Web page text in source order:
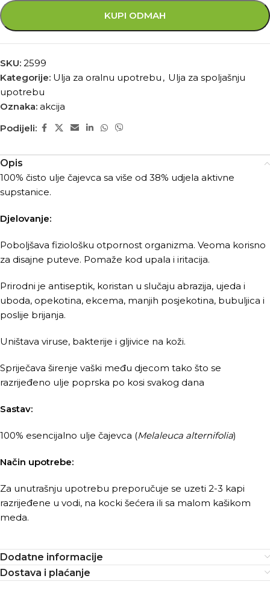
KUPI ODMAH
SKU: 2599
Kategorije: Ulja za oralnu upotrebu , Ulja za spoljašnju
upotrebu
Oznaka: akcija
Podijeli:
Opis
100% čisto ulje čajevca sa više od 38% udjela aktivne
supstanice.
Djelovanje:
Poboljšava fiziološku otpornost organizma. Veoma korisno
za disajne puteve. Pomaže kod upala i iritacija.
Prirodni je antiseptik, koristan u slučaju abrazija, ujeda i
uboda, opekotina, ekcema, manjih posjekotina, bubuljica i
poslije brijanja.
Uništava viruse, bakterije i gljivice na koži.
Spriječava širenje vaški među djecom tako što se
razrijeđeno ulje poprska po kosi svakog dana
Sastav:
100% esencijalno ulje čajevca (Melaleuca alternifolia)
Način upotrebe:
Za unutrašnju upotrebu preporučuje se uzeti 2-3 kapi
razrijeđene u vodi, na kocki šećera ili sa malom kašikom
meda.
Dodatne informacije
Dostava i plaćanje